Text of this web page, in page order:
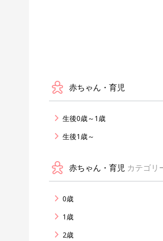
赤ちゃん・育児
生後0歳～1歳
生後1歳～
赤ちゃん・育児 カテゴリ
0歳
1歳
2歳